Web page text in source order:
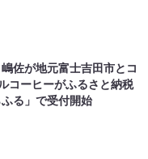
佐が地元富士吉田市とコ
コーヒーがふるさと納税
る」で受付開始